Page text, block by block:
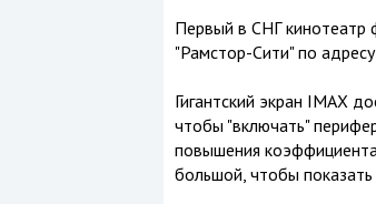
Первый в СНГ кинотеатр
"Рамстор-Сити" по
Гигантский экран IMAX
чтобы "включать"
повышения
большой, чтобы показать